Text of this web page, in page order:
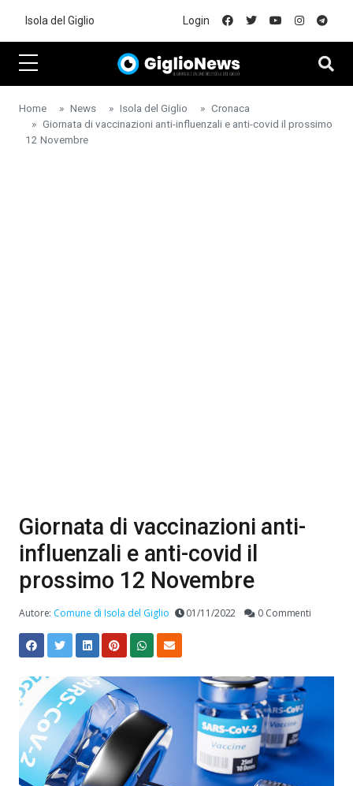
Isola del Giglio Login
Home News Isola del Giglio
Cronaca
Giornata di vaccinazioni anti-influenzali e anti-covid il prossimo
12 Novembre
Giornata di vaccinazioni anti-
influenzali e anti-covid il
prossimo 12 Novembre
Autore: Comune di Isola del Giglio 01/11/2022 0 Commenti